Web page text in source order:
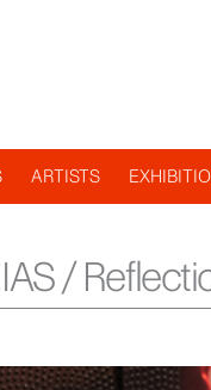
ARTISTS
/